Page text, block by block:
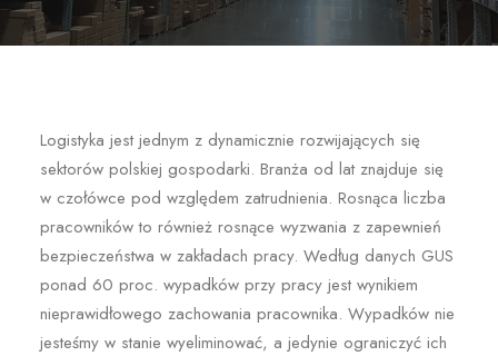
Logistyka jest jednym z dynamicznie rozwijających się
sektorów polskiej gospodarki. Branża od lat znajduje się
w czołówce pod względem zatrudnienia. Rosnąca liczba
pracowników to również rosnące wyzwania z zapewnień
bezpieczeństwa w zakładach pracy. Według danych GUS
ponad 60 proc. wypadków przy pracy jest wynikiem
nieprawidłowego zachowania pracownika. Wypadków nie
jesteśmy w stanie wyeliminować, a jedynie ograniczyć ich